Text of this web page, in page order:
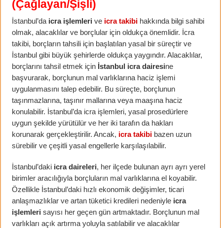
(Çağlayan/Şişli)
İstanbul’da icra işlemleri ve icra takibi hakkında bilgi sahibi
olmak, alacaklılar ve borçlular için oldukça önemlidir. İcra
takibi, borçların tahsili için başlatılan yasal bir süreçtir ve
İstanbul gibi büyük şehirlerde oldukça yaygındır. Alacaklılar,
borçlarını tahsil etmek için İstanbul icra dairesine
başvurarak, borçlunun mal varlıklarına haciz işlemi
uygulanmasını talep edebilir. Bu süreçte, borçlunun
taşınmazlarına, taşınır mallarına veya maaşına haciz
konulabilir. İstanbul’da icra işlemleri, yasal prosedürlere
uygun şekilde yürütülür ve her iki tarafın da hakları
korunarak gerçekleştirilir. Ancak, icra takibi bazen uzun
sürebilir ve çeşitli yasal engellerle karşılaşılabilir.
İstanbul’daki icra daireleri, her ilçede bulunan ayrı ayrı yerel
birimler aracılığıyla borçluların mal varlıklarına el koyabilir.
Özellikle İstanbul’daki hızlı ekonomik değişimler, ticari
anlaşmazlıklar ve artan tüketici kredileri nedeniyle icra
işlemleri sayısı her geçen gün artmaktadır. Borçlunun mal
varlıkları açık artırma yoluyla satılabilir ve alacaklılar